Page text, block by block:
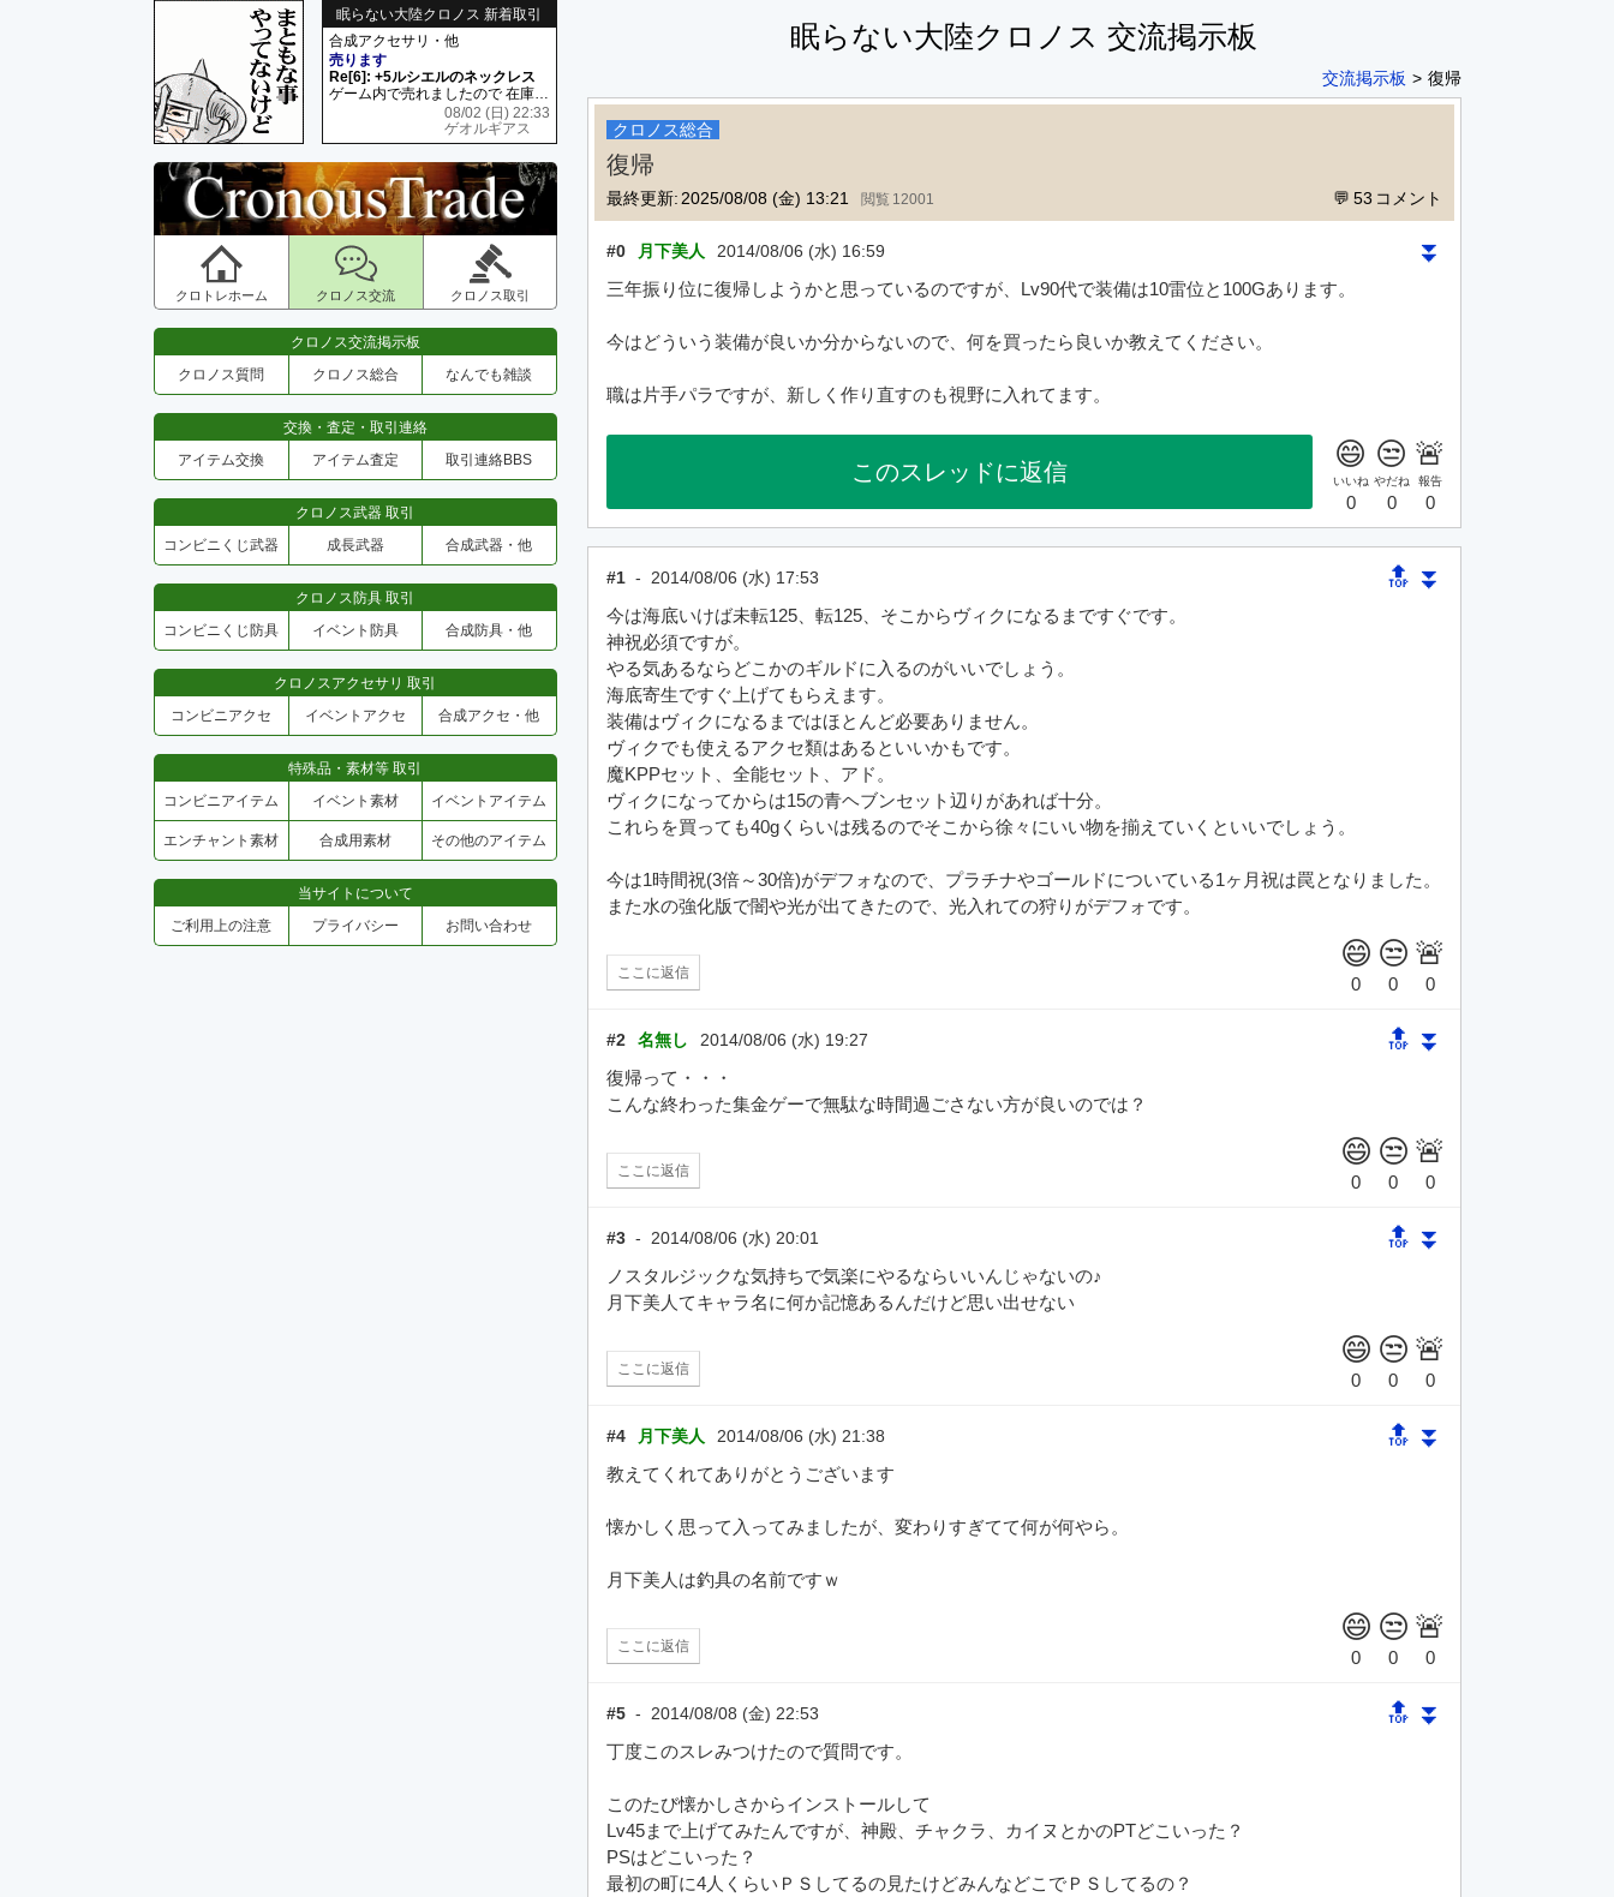
眠らない大陸クロノス 新着取引
合成アクセサリ・他
売ります
Re[6]: +5ルシエルのネックレス
ゲーム内で売れましたので 在庫がネク1 リング4 となります リングのお値段は80G といたします
08/02 (日) 22:33
ゲオルギアス
クロトレホーム クロノス交流 クロノス取引
クロノス交流掲示板
クロノス質問
クロノス総合 なんでも雑談
交換・査定・取引連絡
アイテム交換
アイテム査定 取引連絡BBS
クロノス武器 取引
コンビニくじ武器
成長武器 合成武器・他
クロノス防具 取引
コンビニくじ防具
イベント防具 合成防具・他
クロノスアクセサリ 取引
コンビニアクセ
イベントアクセ 合成アクセ・他
特殊品・素材等 取引
コンビニアイテム
イベント素材 イベントアイテム
エンチャント素材 合成用素材 その他のアイテム
当サイトについて
ご利用上の注意
プライバシー お問い合わせ
眠らない大陸クロノス 交流掲示板
交流掲示板 復帰
クロノス総合
復帰
最終更新: 2025/08/08 (金) 13:21 12001 53
#0 月下美人 2014/08/06 (水) 16:59 ⏬
三年振り位に復帰しようかと思っているのですが、Lv90代で装備は10雷位と100Gあります。
今はどういう装備が良いか分からないので、何を買ったら良いか教えてください。
職は片手パラですが、新しく作り直すのも視野に入れてます。
このスレッドに返信
#1 - 2014/08/06 (水) 17:53 🔝 ⏬
今は海底いけば未転125、転125、そこからヴィクになるまですぐです。
神祝必須ですが。
やる気あるならどこかのギルドに入るのがいいでしょう。
海底寄生ですぐ上げてもらえます。
装備はヴィクになるまではほとんど必要ありません。
ヴィクでも使えるアクセ類はあるといいかもです。
魔KPPセット、全能セット、アド。
ヴィクになってからは15の青ヘブンセット辺りがあれば十分。
これらを買っても40gくらいは残るのでそこから徐々にいい物を揃えていくといいでしょう。
今は1時間祝(3倍～30倍)がデフォなので、プラチナやゴールドについている1ヶ月祝は罠となりました。
また水の強化版で闇や光が出てきたので、光入れての狩りがデフォです。
ここに返信
#2 名無し 2014/08/06 (水) 19:27 🔝 ⏬
復帰って・・・
こんな終わった集金ゲーで無駄な時間過ごさない方が良いのでは？
ここに返信
#3 - 2014/08/06 (水) 20:01 🔝 ⏬
ノスタルジックな気持ちで気楽にやるならいいんじゃないの♪
月下美人てキャラ名に何か記憶あるんだけど思い出せない
ここに返信
#4 月下美人 2014/08/06 (水) 21:38 🔝 ⏬
教えてくれてありがとうございます
懐かしく思って入ってみましたが、変わりすぎてて何が何やら。
月下美人は釣具の名前ですｗ
ここに返信
#5 - 2014/08/08 (金) 22:53 🔝 ⏬
丁度このスレみつけたので質問です。
このたび懐かしさからインストールして
Lv45まで上げてみたんですが、神殿、チャクラ、カイヌとかのPTどこいった？
PSはどこいった？
最初の町に4人くらいＰＳしてるの見たけどみんなどこでＰＳしてるの？